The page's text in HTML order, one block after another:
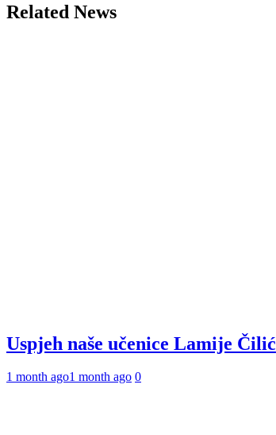
Related News
Uspjeh naše učenice Lamije Čilić
1 month ago1 month ago 0